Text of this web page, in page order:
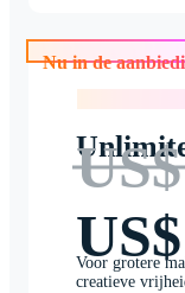
Nu in de aanbieding!
Voor grotere
creatieve